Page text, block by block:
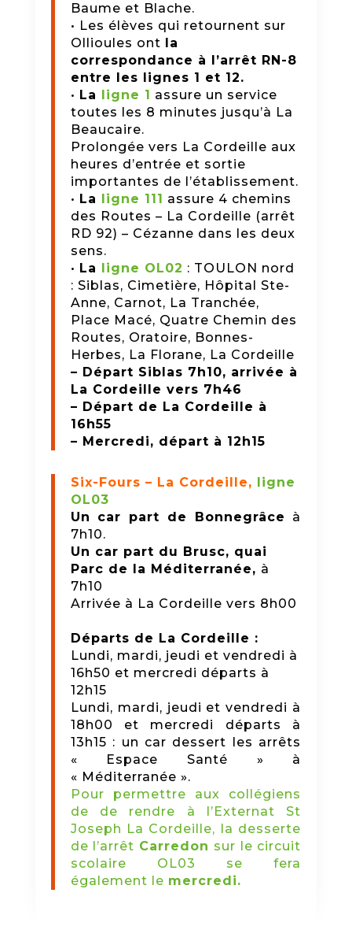
Baume et Blache.
• Les élèves qui retournent sur
Ollioules ont
la
correspondance à l’arrêt RN-8
entre les lignes 1 et 12.
• La ligne 1 assure un service
toutes les 8 minutes jusqu’à La
Beaucaire.
Prolongée vers La Cordeille aux
heures d’entrée et sortie
importantes de l’établissement.
• La ligne 111 assure 4 chemins
des Routes – La Cordeille (arrêt
RD 92) – Cézanne dans les deux
sens.
• La ligne OL02 : TOULON nord
: Siblas, Cimetière, Hôpital Ste-
Anne, Carnot, La Tranchée,
Place Macé, Quatre Chemin des
Routes, Oratoire, Bonnes-
Herbes, La Florane, La Cordeille
– Départ Siblas 7h10, arrivée à
La Cordeille vers 7h46
– Départ de La Cordeille à
16h55
– Mercredi, départ à 12h15
Six-Fours – La Cordeille,
ligne
OL03
Un car part de Bonnegrâce à
7h10.
Un car part du Brusc, quai
Parc de la Méditerranée, à
7h10
Arrivée à La Cordeille vers 8h00
Départs de La Cordeille :
Lundi, mardi, jeudi et vendredi à
16h50 et mercredi départs à
12h15
Lundi, mardi, jeudi et vendredi à
18h00 et mercredi départs à
13h15 : un car dessert les arrêts
« Espace Santé » à
« Méditerranée ».
Pour permettre aux collégiens
de de rendre à l’Externat St
Joseph La Cordeille, la desserte
de l’arrêt Carredon sur le circuit
scolaire OL03 se fera
également le mercredi.